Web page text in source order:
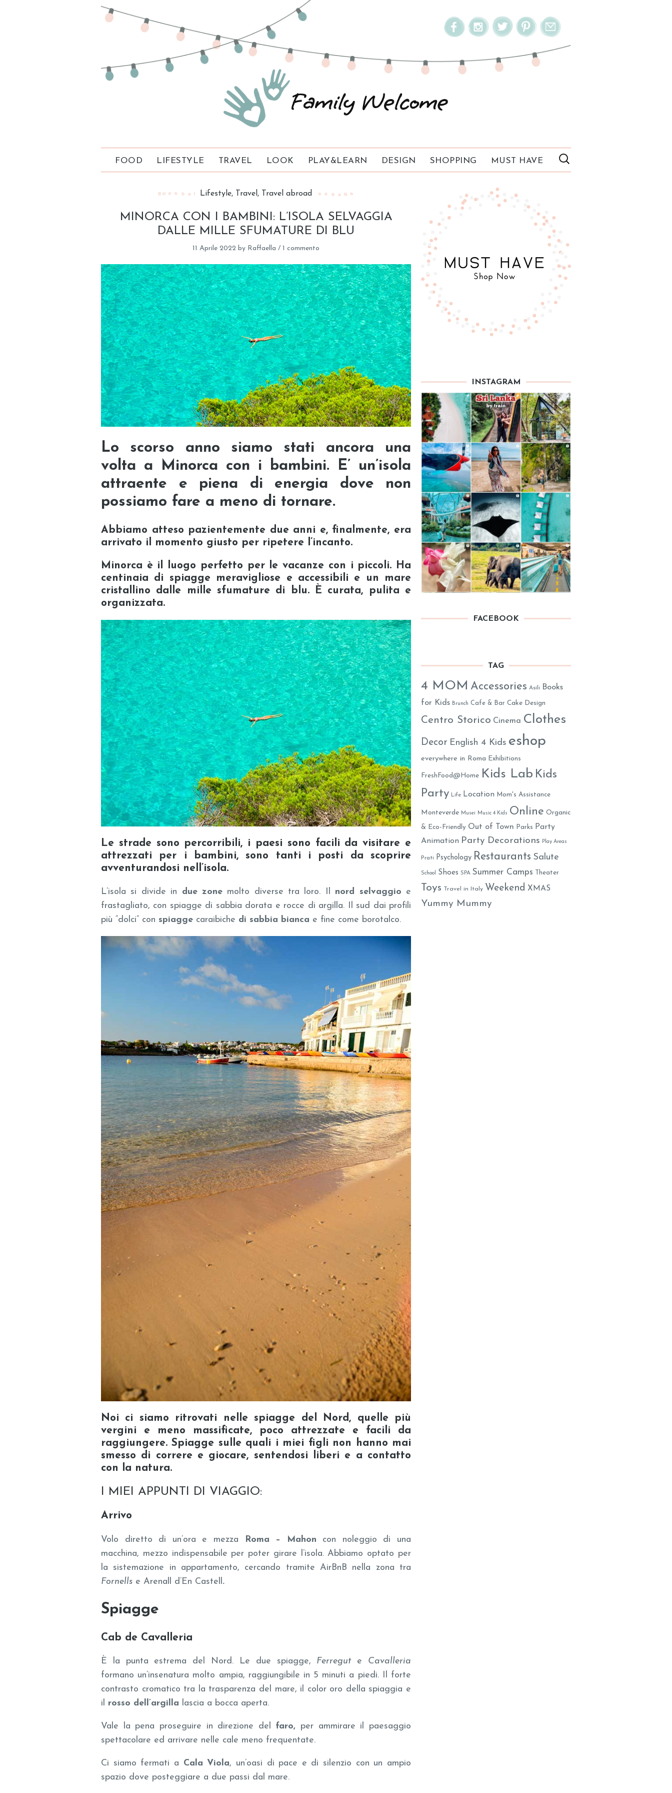
FOOD LIFESTYLE TRAVEL LOOK PLAY&LEARN DESIGN SHOPPING MUST HAVE
Lifestyle Travel Travel abroad
MINORCA CON I BAMBINI: L’ISOLA SELVAGGIA
DALLE MILLE SFUMATURE DI BLU
11 Aprile 2022 by Raffaella / 1 commento
Lo scorso anno siamo stati ancora una
volta a Minorca con i bambini. E’ un’isola
attraente e piena di energia dove non
possiamo fare a meno di tornare.
Abbiamo atteso pazientemente due anni e, finalmente, era
arrivato il momento giusto per ripetere l’incanto.
Minorca è il luogo perfetto per le vacanze con i piccoli. Ha
centinaia di spiagge meravigliose e accessibili e un mare
cristallino dalle mille sfumature di blu. È curata, pulita e
organizzata.
Le strade sono percorribili, i paesi sono facili da visitare e
attrezzati per i bambini, sono tanti i posti da scoprire
avventurandosi nell’isola.
L’isola si divide in due zonemolto diverse tra loro. Il nord selvaggio e
frastagliato, con spiagge di sabbia dorata e rocce di argilla. Il sud dai profili
più “dolci” con spiagge caraibiche di sabbia bianca e fine come borotalco.
Noi ci siamo ritrovati nelle spiagge del Nord, quelle più
vergini e meno massificate, poco attrezzate e facili da
raggiungere. Spiagge sulle quali i miei figli non hanno mai
smesso di correre e giocare, sentendosi liberi e a contatto
con la natura.
I MIEI APPUNTI DI VIAGGIO:
Arrivo
Volo diretto di un’ora e mezza Roma – Mahon con noleggio di una
macchina, mezzo indispensabile per poter girare l’isola. Abbiamo optato per
la sistemazione in appartamento, cercando tramite AirBnB nella zona tra
Fornells e Arenall d’En Castell .
Spiagge
Cab de Cavalleria
È la punta estrema del Nord. Le due spiagge, Ferregute Cavalleria
formano un’insenatura molto ampia, raggiungibile in 5 minuti a piedi. Il forte
contrasto cromatico tra la trasparenza del mare, il color oro della spiaggia e
il rosso dell’argilla lascia a bocca aperta.
Vale la pena proseguire in direzione del faro, per ammirare il paesaggio
spettacolare ed arrivare nelle cale meno frequentate.
Ci siamo fermati a Cala Viola, un’oasi di pace e di silenzio con un ampio
spazio dove posteggiare a due passi dal mare.
INSTAGRAM
FACEBOOK
TAG
4 MOM Accessories Asili
Books
for Kids Brunch Cafe & Bar Cake Design
Centro Storico Cinema Clothes
Decor English 4 Kids eshop
everywhere in Roma Exhibitions
FreshFood@Home Kids Lab Kids
Party Life Location Mom's Assistance
Monteverde Musei Music 4 Kids Online Organic
& Eco-Friendly Out of Town Parks
Party
Animation Party Decorations Play Areas
Prati Psychology Restaurants Salute
School Shoes SPA Summer Camps Theater
Toys Travel in Italy Weekend XMAS
Yummy Mummy